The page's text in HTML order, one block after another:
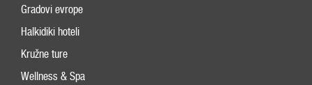
Gradovi evrope
Halkidiki hoteli
Kružne ture
Wellness & Spa